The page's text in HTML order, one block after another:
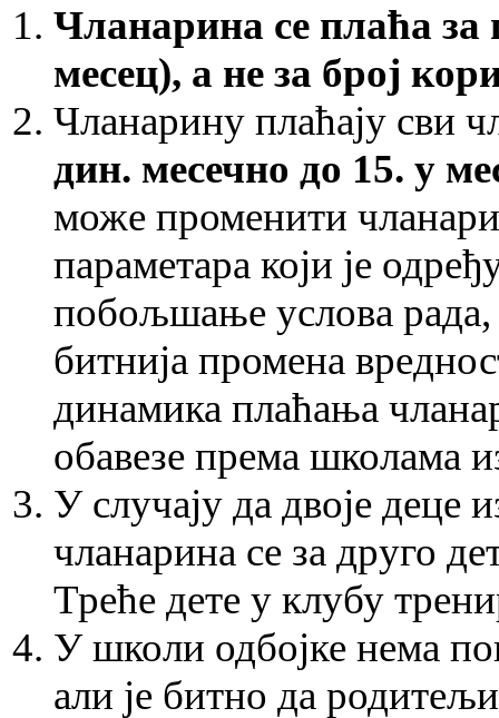
Чланарина се плаћа за
месец), а не за број
Чланарину плаћају сви
дин. месечно до 15. у
може променити
параметара који је
побољшање услова рада,
битнија промена
динамика плаћања
обавезе према школама
У случају да двоје деце
чланарина се за друго
Треће дете у клубу
У школи одбојке нема
али је битно да